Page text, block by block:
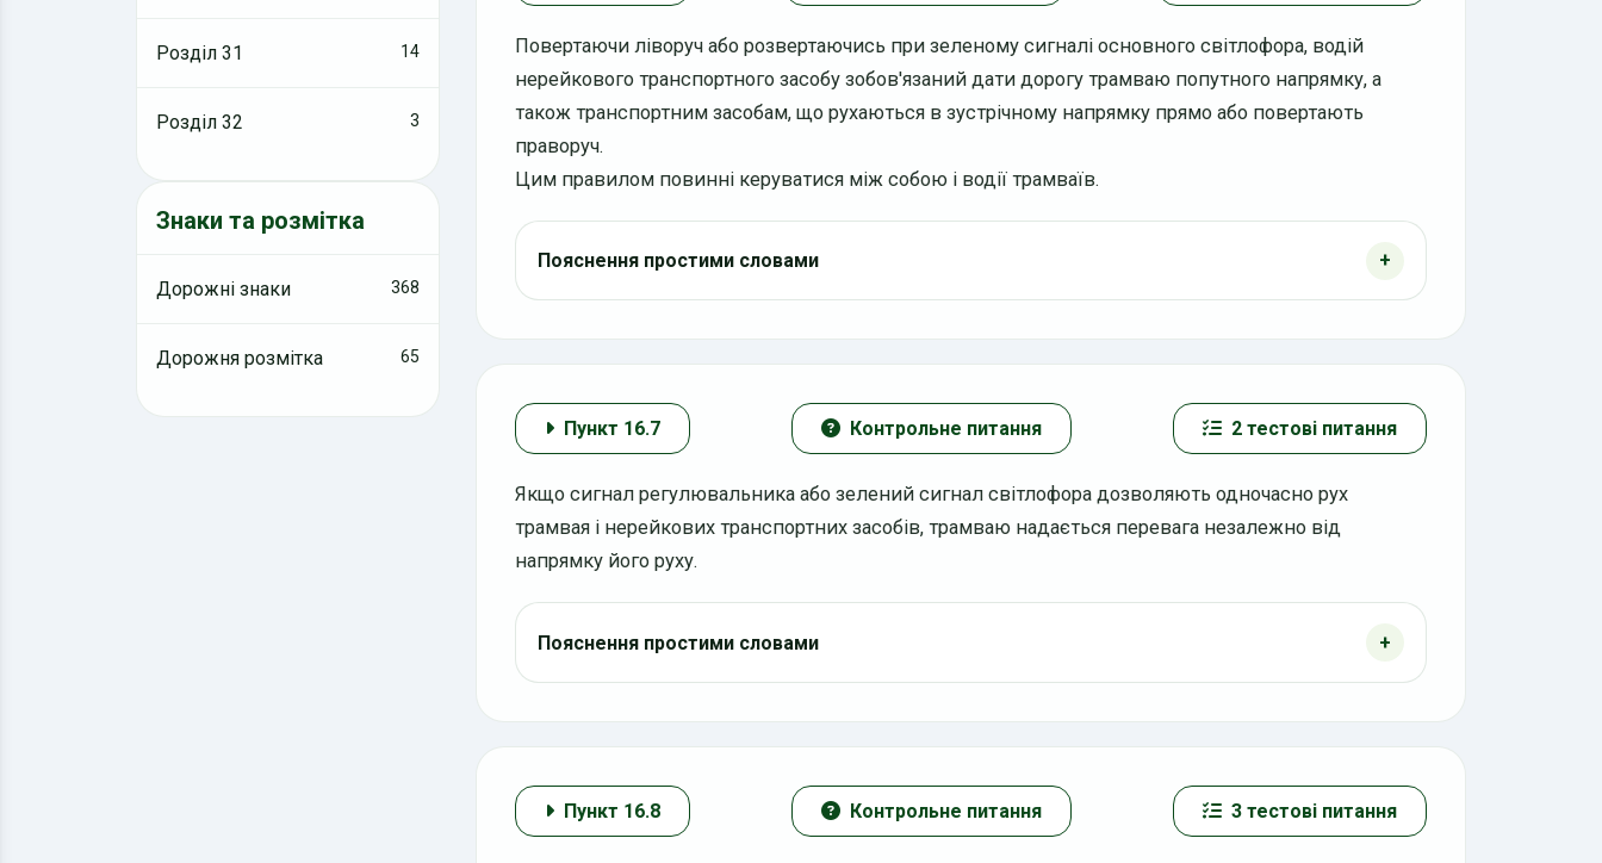
Розділ 31 14
Розділ 32 3
Знаки та розмітка
Дорожні знаки 368
Дорожня розмітка 65
Повертаючи ліворуч або розвертаючись при зеленому сигналі основного світлофора, водій
нерейкового транспортного засобу зобов'язаний дати дорогу трамваю попутного напрямку, а
також транспортним засобам, що рухаються в зустрічному напрямку прямо або повертають
праворуч.
Цим правилом повинні керуватися між собою і водії трамваїв.
Пояснення простими словами
Пункт 16.7 Контрольне питання 2 тестові питання
Якщо сигнал регулювальника або зелений сигнал світлофора дозволяють одночасно рух
трамвая і нерейкових транспортних засобів, трамваю надається перевага незалежно від
напрямку його руху.
Пояснення простими словами
Пункт 16.8 Контрольне питання 3 тестові питання